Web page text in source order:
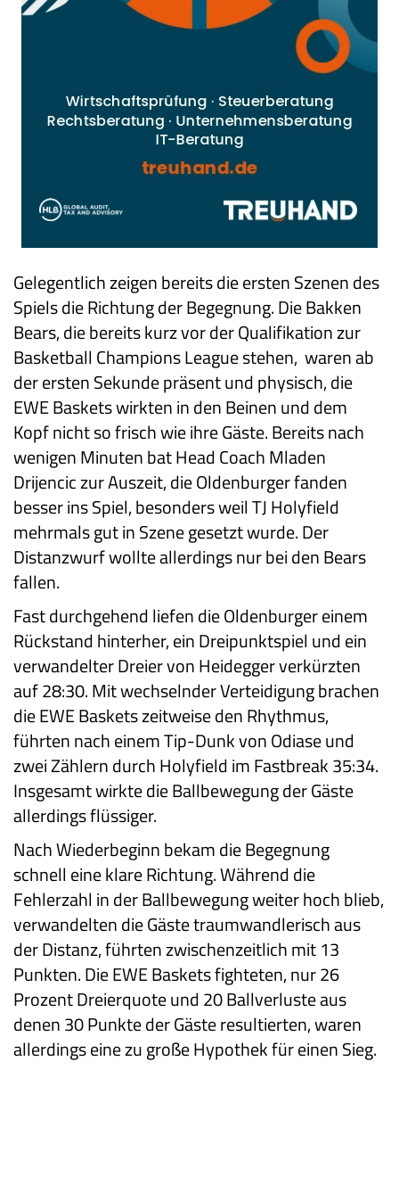
Gelegentlich zeigen bereits die ersten Szenen des
Spiels die Richtung der Begegnung. Die Bakken
Bears, die bereits kurz vor der Qualifikation zur
Basketball Champions League stehen, waren ab
der ersten Sekunde präsent und physisch, die
EWE Baskets wirkten in den Beinen und dem
Kopf nicht so frisch wie ihre Gäste. Bereits nach
wenigen Minuten bat Head Coach Mladen
Drijencic zur Auszeit, die Oldenburger fanden
besser ins Spiel, besonders weil TJ Holyfield
mehrmals gut in Szene gesetzt wurde. Der
Distanzwurf wollte allerdings nur bei den Bears
fallen.
Fast durchgehend liefen die Oldenburger einem
Rückstand hinterher, ein Dreipunktspiel und ein
verwandelter Dreier von Heidegger verkürzten
auf 28:30. Mit wechselnder Verteidigung brachen
die EWE Baskets zeitweise den Rhythmus,
führten nach einem Tip-Dunk von Odiase und
zwei Zählern durch Holyfield im Fastbreak 35:34.
Insgesamt wirkte die Ballbewegung der Gäste
allerdings flüssiger.
Nach Wiederbeginn bekam die Begegnung
schnell eine klare Richtung. Während die
Fehlerzahl in der Ballbewegung weiter hoch blieb,
verwandelten die Gäste traumwandlerisch aus
der Distanz, führten zwischenzeitlich mit 13
Punkten. Die EWE Baskets fighteten, nur 26
Prozent Dreierquote und 20 Ballverluste aus
denen 30 Punkte der Gäste resultierten, waren
allerdings eine zu große Hypothek für einen Sieg.